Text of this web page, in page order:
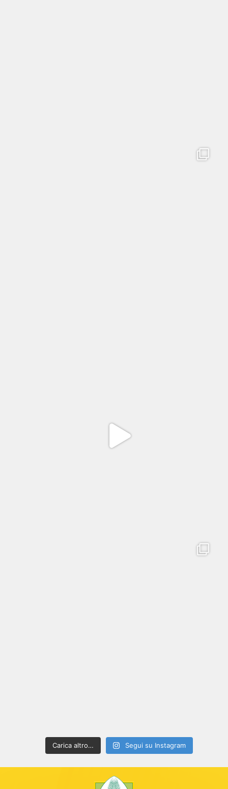
Carica altro… Segui su Instagram